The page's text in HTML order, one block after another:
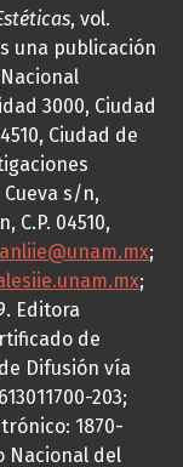
, vol.
una publicación
3000, Ciudad
Ciudad de
s/n,
C.P. 04510,
anliie@unam.mx;
;
Editora
de
Difusión vía
203;
1870-
Nacional del